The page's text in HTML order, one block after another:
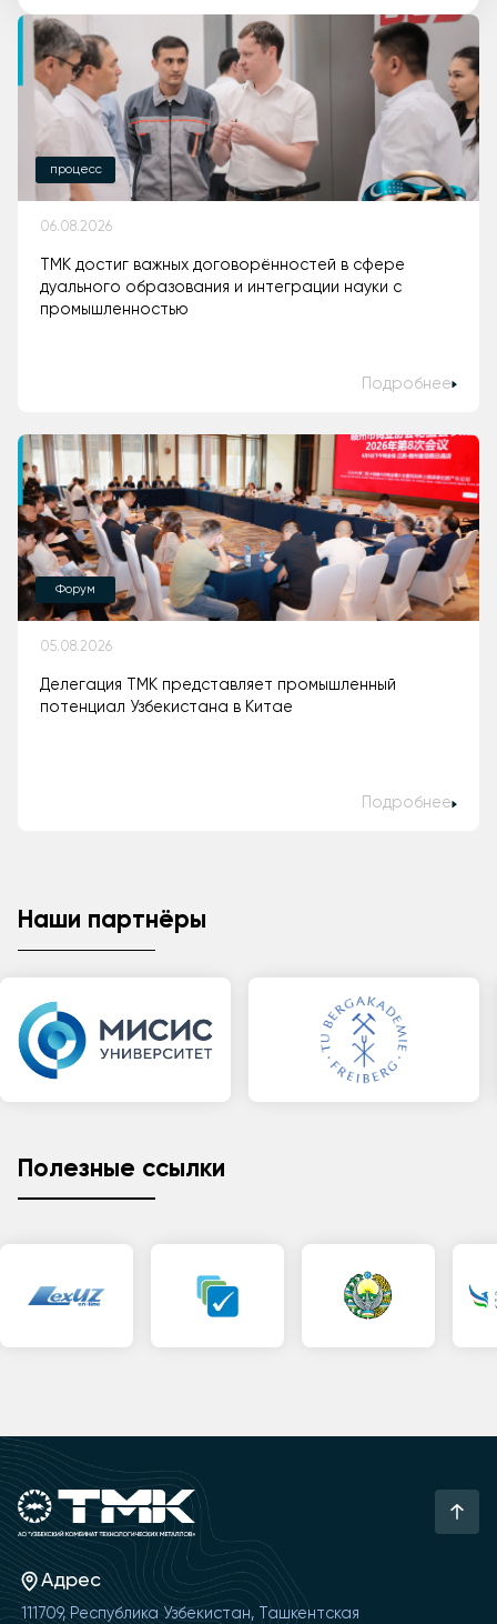
процесс
06.08.2026
ТМК достиг важных договорённостей в сфере
дуального образования и интеграции науки с
промышленностью
Подробнее
Форум
05.08.2026
Делегация ТМК представляет промышленный
потенциал Узбекистана в Китае
Подробнее
Наши партнёры
Полезные ссылки
Адрес
111709, Республика Узбекистан, Ташкентская